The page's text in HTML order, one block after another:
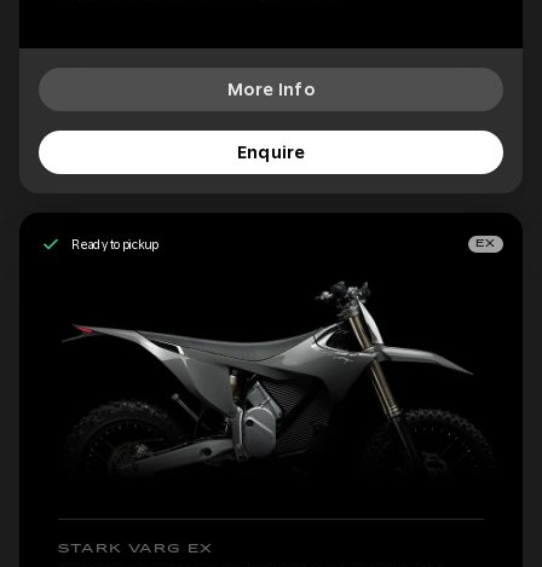
More Info
Enquire
Ready to pickup EX
STARK VARG EX